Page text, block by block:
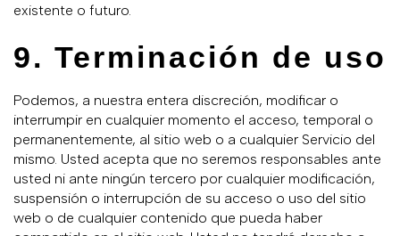
existente o futuro.
9. Terminación de uso
Podemos, a nuestra entera discreción, modificar o
interrumpir en cualquier momento el acceso, temporal o
permanentemente, al sitio web o a cualquier Servicio del
mismo. Usted acepta que no seremos responsables ante
usted ni ante ningún tercero por cualquier modificación,
suspensión o interrupción de su acceso o uso del sitio
web o de cualquier contenido que pueda haber